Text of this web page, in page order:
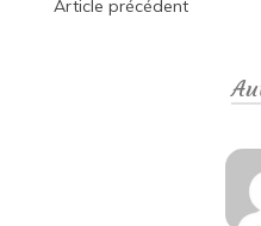
Navigation
Article précédent